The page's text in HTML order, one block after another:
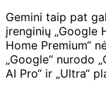
Gemini taip pat
įrenginių „Google
Home Premium“
„Google“ nurodo
AI Pro“ ir „Ultra“